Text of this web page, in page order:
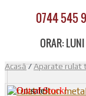
0744 545
ORAR:
Acasă/Aparate rulat